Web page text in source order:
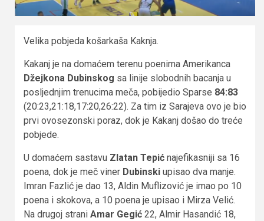
Velika pobjeda košarkaša Kaknja.
Kakanj je na domaćem terenu poenima Amerikanca
Džejkona Dubinskog sa linije slobodnih bacanja u
posljednjim trenucima meča, pobijedio Sparse 84:83
(20:23,21:18,17:20,26:22). Za tim iz Sarajeva ovo je bio
prvi ovosezonski poraz, dok je Kakanj došao do treće
pobjede.
U domaćem sastavu Zlatan Tepić najefikasniji sa 16
poena, dok je meč viner Dubinski upisao dva manje.
Imran Fazlić je dao 13, Aldin Muflizović je imao po 10
poena i skokova, a 10 poena je upisao i Mirza Velić.
Na drugoj strani Amar Gegić 22, Almir Hasandić 18,